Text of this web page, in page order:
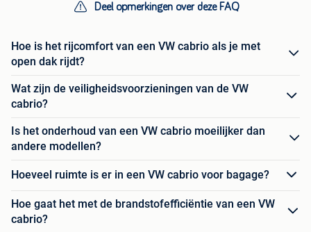
Deel opmerkingen over deze FAQ
Hoe is het rijcomfort van een VW cabrio als je met
open dak rijdt?
Wat zijn de veiligheidsvoorzieningen van de VW
cabrio?
Is het onderhoud van een VW cabrio moeilijker dan
andere modellen?
Hoeveel ruimte is er in een VW cabrio voor bagage?
Hoe gaat het met de brandstofefficiëntie van een VW
cabrio?